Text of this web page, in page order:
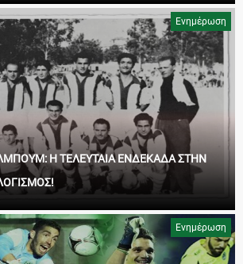
Ενημέρωση
Η ΤΕΛΕΥΤΑΙΑ ΕΝΔΕΚΑΔΑ ΣΤΗΝ
Ενημέρωση